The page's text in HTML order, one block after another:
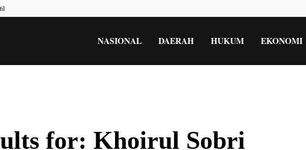
NASIONAL DAERAH HUKUM EKONOMI
for: Khoirul Sobri